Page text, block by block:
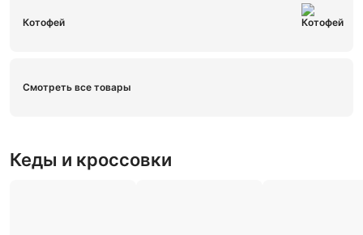
Котофей
Смотреть все товары
Кеды и кроссовки